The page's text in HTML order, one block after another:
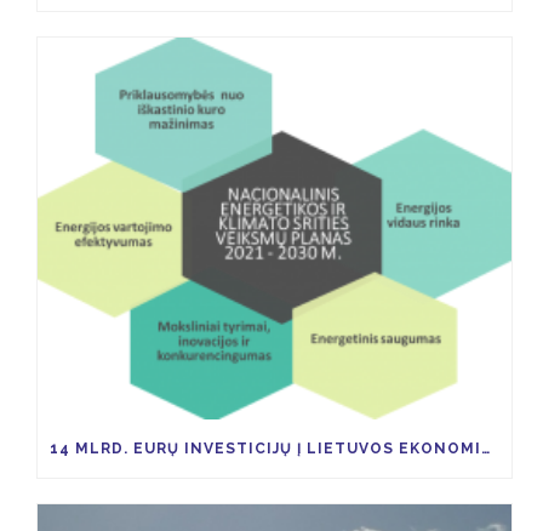
14 MLRD. EURŲ INVESTICIJŲ Į LIETUVOS EKONOMIKĄ TAM KAD IKI 2030 M. ŠESD SUMAŽĖTŲ 9 PROC.